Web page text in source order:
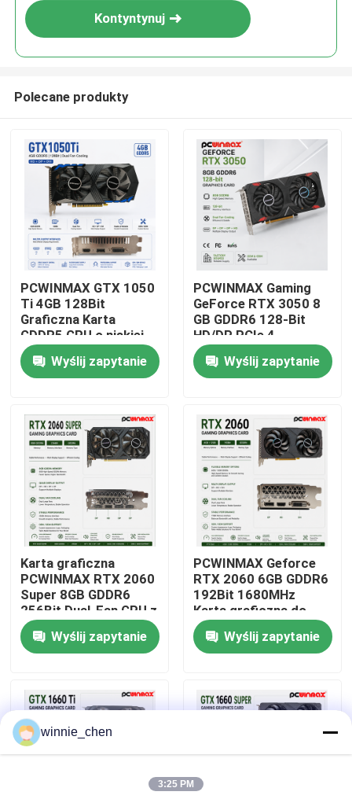
Dom
Filmy
O nas
Wycieczka po fabryce
Kontrola jakości
Skontaktuj się z nami
Poprosić o wycenę
Karty graficzne do gier
Górnicza karta graficzna
Kontyntynuj
Polecane produkty
PCWINMAX GTX 1050
Ti 4GB 128Bit
Graficzna Karta
GDDR5 GPU o niskiej
mocy z wyjściem HD
DP DVIWyślij zapytanie
PCWINMAX Gaming
GeForce RTX 3050 8
GB GDDR6 128-Bit
HD/DP PCIe 4
Podwójne wentylatory
Karta graficzna do
gier komputerowych
Wyślij zapytanie
Karta graficzna
PCWINMAX RTX 2060
Super 8GB GDDR6
256Bit Dual-Fan GPU z
HD + 3DP Ray Tracing
dla PC do gier OEM
Wholesale
Wyślij zapytanie
PCWINMAX Geforce
RTX 2060 6GB GDDR6
192Bit 1680MHz
Karta graficzna do
gier z dwoma
wentylatorami z
HD/DP/DVI
Wyślij zapytanie
winnie_chen
3:25 PM